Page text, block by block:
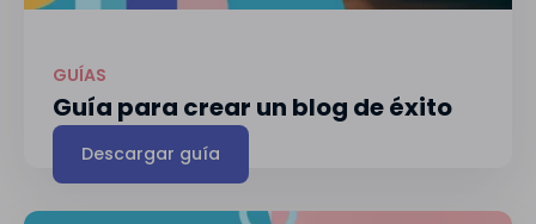
GUÍAS
Guía para crear un blog de éxito
Descargar guía